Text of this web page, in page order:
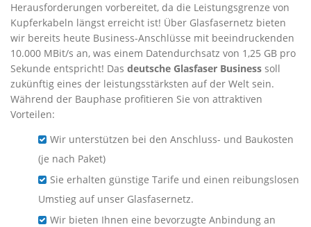
Herausforderungen vorbereitet, da die Leistungsgrenze von
Kupferkabeln längst erreicht ist! Über Glasfasernetz bieten
wir bereits heute Business-Anschlüsse mit beeindruckenden
10.000 MBit/s an, was einem Datendurchsatz von 1,25 GB pro
Sekunde entspricht! Das deutsche Glasfaser Business soll
zukünftig eines der leistungsstärksten auf der Welt sein.
Während der Bauphase profitieren Sie von attraktiven
Vorteilen:
Wir unterstützen bei den Anschluss- und Baukosten
(je nach Paket)
Sie erhalten günstige Tarife und einen reibungslosen
Umstieg auf unser Glasfasernetz.
Wir bieten Ihnen eine bevorzugte Anbindung an